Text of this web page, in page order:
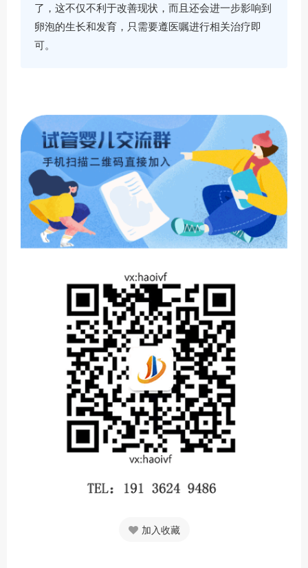
了，这不仅不利于改善现状，而且还会进一步影响到
卵泡的生长和发育，只需要遵医嘱进行相关治疗即
可。
加入收藏